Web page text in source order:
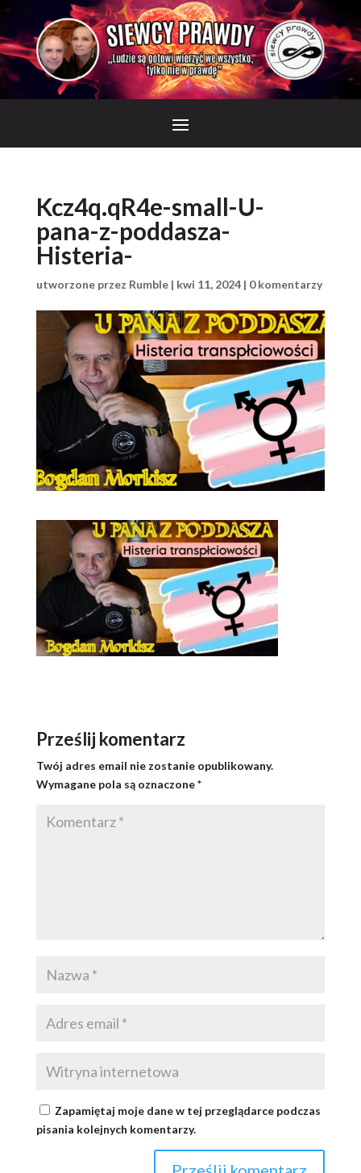
Kcz4q.qR4e-small-U-
pana-z-poddasza-
Histeria-
utworzone przez Rumble| kwi 11, 2024| 0 komentarzy
Prześlij komentarz
Twój adres email nie zostanie opublikowany.
Wymagane pola są oznaczone*
Zapamiętaj moje dane w tej przeglądarce podczas
pisania kolejnych komentarzy.